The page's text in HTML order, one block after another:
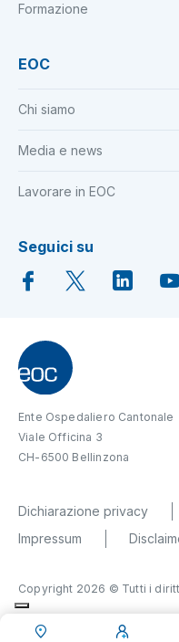
Formazione
EOC
Chi siamo
Media e news
Lavorare in EOC
Seguici su
Ente Ospedaliero Cantonale
Viale Officina 3
CH-6500 Bellinzona
Dichiarazione privacy
Impressum
Copyright 2026 © Tutti i